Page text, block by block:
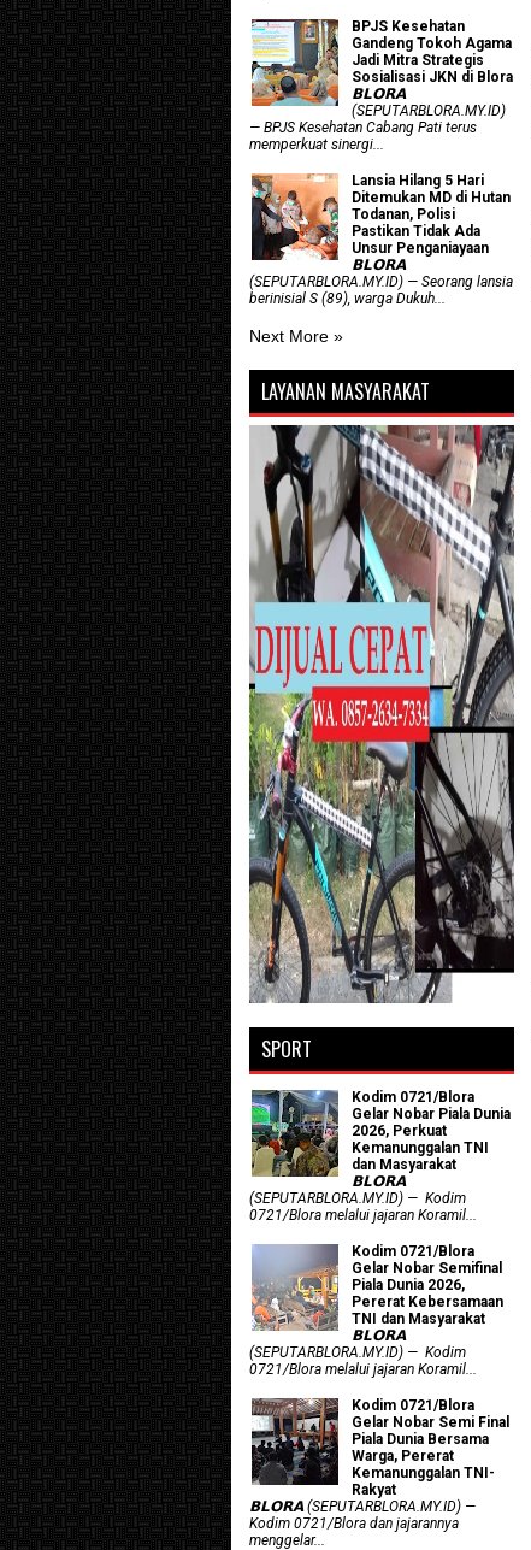
BPJS Kesehatan
Gandeng Tokoh Agama
Jadi Mitra Strategis
Sosialisasi JKN di Blora
𝗕𝗟𝗢𝗥𝗔
(SEPUTARBLORA.MY.ID)
— BPJS Kesehatan Cabang Pati terus
memperkuat sinergi...
Lansia Hilang 5 Hari
Ditemukan MD di Hutan
Todanan, Polisi
Pastikan Tidak Ada
Unsur Penganiayaan
𝗕𝗟𝗢𝗥𝗔
(SEPUTARBLORA.MY.ID) — Seorang lansia
berinisial S (89), warga Dukuh...
Next More »
LAYANAN MASYARAKAT
SPORT
Kodim 0721/Blora
Gelar Nobar Piala Dunia
2026, Perkuat
Kemanunggalan TNI
dan Masyarakat
𝗕𝗟𝗢𝗥𝗔
(SEPUTARBLORA.MY.ID) — Kodim
0721/Blora melalui jajaran Koramil...
Kodim 0721/Blora
Gelar Nobar Semifinal
Piala Dunia 2026,
Pererat Kebersamaan
TNI dan Masyarakat
𝗕𝗟𝗢𝗥𝗔
(SEPUTARBLORA.MY.ID) — Kodim
0721/Blora melalui jajaran Koramil...
Kodim 0721/Blora
Gelar Nobar Semi Final
Piala Dunia Bersama
Warga, Pererat
Kemanunggalan TNI-
Rakyat
𝗕𝗟𝗢𝗥𝗔 (SEPUTARBLORA.MY.ID) —
Kodim 0721/Blora dan jajarannya
menggelar...